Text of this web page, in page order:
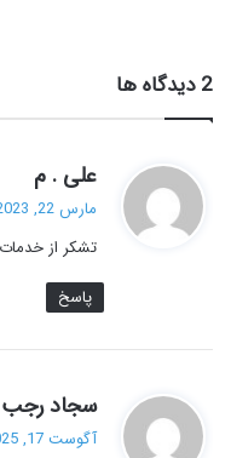
‫2 دیدگاه ها
علی . م
ف
:
مارس 22, 2023 در 7:51 ق.ظ
تشکر از
پاسخ
سجاد رجب
آگوست 17, 2025 در 3:49 ب.ظ